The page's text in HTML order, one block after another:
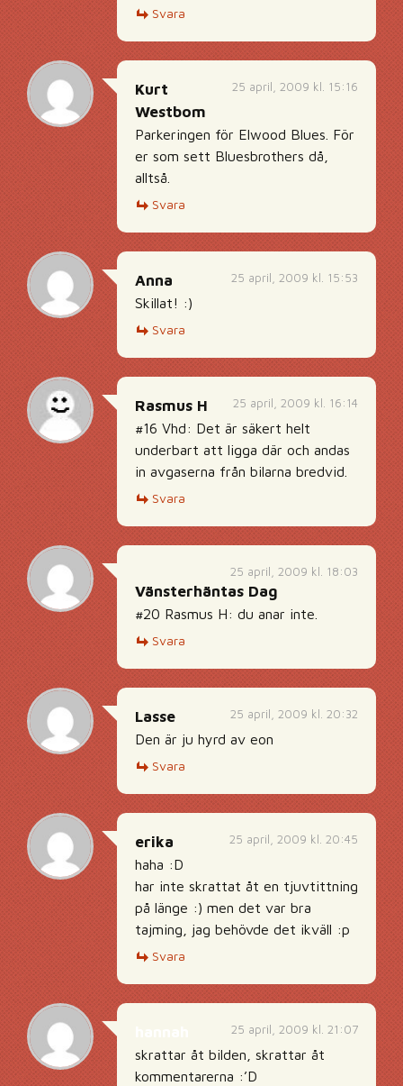
Svara
25 april, 2009 kl. 15:16
Kurt
Westbom
Parkeringen för Elwood Blues. För
er som sett Bluesbrothers då,
alltså.
Svara
25 april, 2009 kl. 15:53
Anna
Skillat! :)
Svara
25 april, 2009 kl. 16:14
Rasmus H
#16 Vhd: Det är säkert helt
underbart att ligga där och andas
in avgaserna från bilarna bredvid.
Svara
25 april, 2009 kl. 18:03
Vänsterhäntas Dag
#20 Rasmus H: du anar inte.
Svara
25 april, 2009 kl. 20:32
Lasse
Den är ju hyrd av eon
Svara
25 april, 2009 kl. 20:45
erika
haha :D
har inte skrattat åt en tjuvtittning
på länge :) men det var bra
tajming, jag behövde det ikväll :p
Svara
25 april, 2009 kl. 21:07
skrattar åt bilden, skrattar åt
kommentarerna :’D